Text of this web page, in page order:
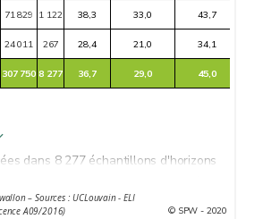
71 829 1 122 38,3 33,0 43,7
24 011 267 28,4 21,0 34,1
307 750 8 277 36,7 29,0 45,0
dans 8 277 échantillons d'horizons
- 2019)
– Sources : UCLouvain - ELI
A09/2016)
© SPW - 2020